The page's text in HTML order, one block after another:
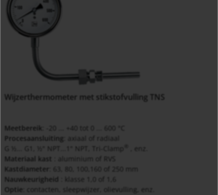
Wijzerthermometer met stikstofvulling TNS
Meetbereik
: -20 ... +40 tot 0 ... 600 °C
Procesaansluiting
: axiaal of radiaal
G ½... G1, ½" NPT...1" NPT, Tri-Clamp
Materiaal kast
: aluminium of RVS
Kastdiameter
Nauwkeurigheid
: klasse 1,0 of 1,6
Optie : contacten, sleepwijzer, olievulling, enz.